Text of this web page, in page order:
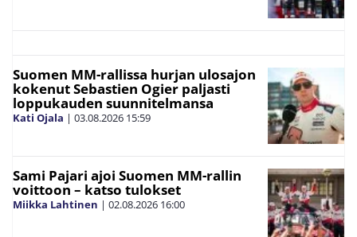
Suomen MM-rallissa hurjan ulosajon
kokenut Sebastien Ogier paljasti
loppukauden suunnitelmansa
Kati Ojala | 03.08.2026 15:59
Sami Pajari ajoi Suomen MM-rallin
voittoon – katso tulokset
Miikka Lahtinen | 02.08.2026 16:00